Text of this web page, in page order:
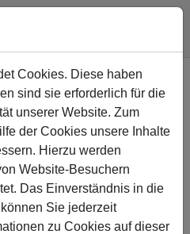
Cookies. Diese haben
sind sie erforderlich für die
unserer Website. Zum
der Cookies unsere Inhalte
Hierzu werden
Website-Besuchern
Das Einverständnis in die
Sie jederzeit
zu Cookies auf dieser